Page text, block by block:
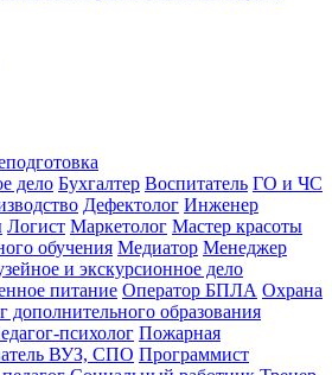
дело Бухгалтер Воспитатель ГО и ЧС
Дефектолог Инженер
Логист Маркетолог Мастер красоты
обучения Медиатор Менеджер
и экскурсионное дело
питание Оператор БПЛА Охрана
дополнительного образования
психолог Пожарная
ВУЗ, СПО Программист